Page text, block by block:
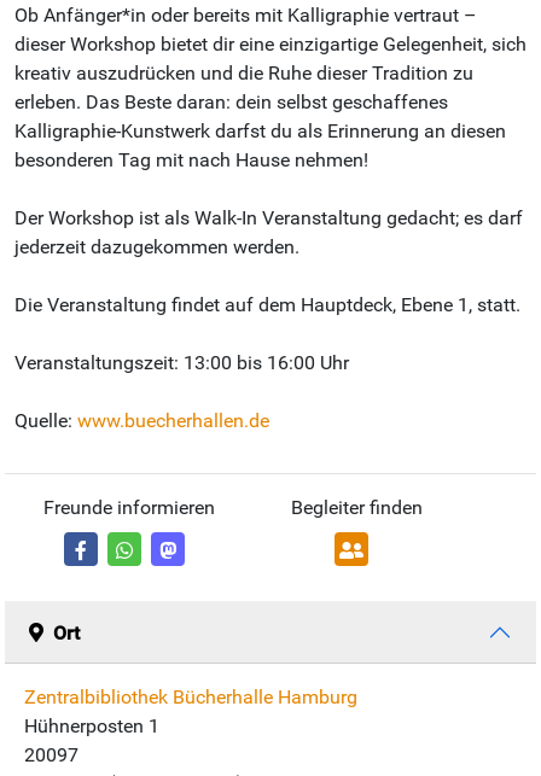
Ob Anfänger*in oder bereits mit Kalligraphie vertraut –
dieser Workshop bietet dir eine einzigartige Gelegenheit, sich
kreativ auszudrücken und die Ruhe dieser Tradition zu
erleben. Das Beste daran: dein selbst geschaffenes
Kalligraphie-Kunstwerk darfst du als Erinnerung an diesen
besonderen Tag mit nach Hause nehmen!
Der Workshop ist als Walk-In Veranstaltung gedacht; es darf
jederzeit dazugekommen werden.
Die Veranstaltung findet auf dem Hauptdeck, Ebene 1, statt.
Veranstaltungszeit: 13:00 bis 16:00 Uhr
Quelle: www.buecherhallen.de
Freunde informieren Begleiter finden
Ort
Zentralbibliothek Bücherhalle Hamburg
Hühnerposten 1
20097